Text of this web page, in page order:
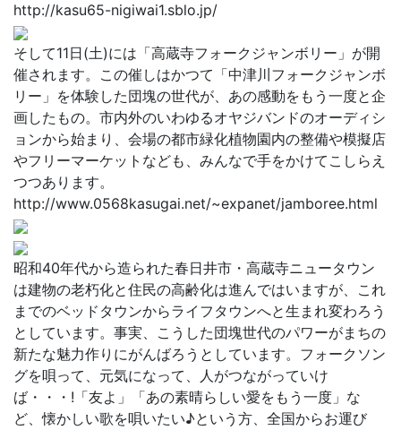
http://kasu65-nigiwai1.sblo.jp/
そして11日(土)には「高蔵寺フォークジャンボリー」が開
催されます。この催しはかつて「中津川フォークジャンボ
リー」を体験した団塊の世代が、あの感動をもう一度と企
画したもの。市内外のいわゆるオヤジバンドのオーディシ
ョンから始まり、会場の都市緑化植物園内の整備や模擬店
やフリーマーケットなども、みんなで手をかけてこしらえ
つつあります。
http://www.0568kasugai.net/~expanet/jamboree.html
昭和40年代から造られた春日井市・高蔵寺ニュータウン
は建物の老朽化と住民の高齢化は進んではいますが、これ
までのベッドタウンからライフタウンへと生まれ変わろう
としています。事実、こうした団塊世代のパワーがまちの
新たな魅力作りにがんばろうとしています。フォークソン
グを唄って、元気になって、人がつながっていけ
ば・・・!「友よ」「あの素晴らしい愛をもう一度」な
ど、懐かしい歌を唄いたい♪という方、全国からお運び